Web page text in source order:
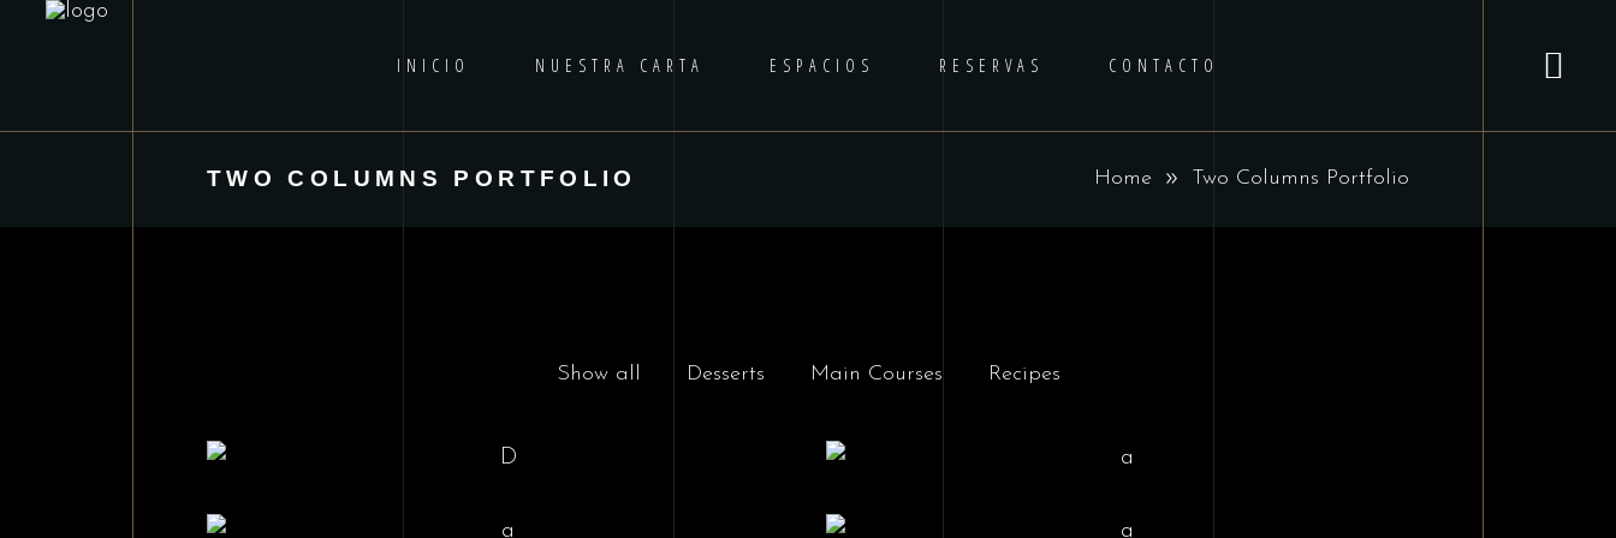
INICIO NUESTRA CARTA ESPACIOS RESERVAS CONTACTO
TWO COLUMNS PORTFOLIO Home Two Columns Portfolio
Show all Desserts Main Courses Recipes